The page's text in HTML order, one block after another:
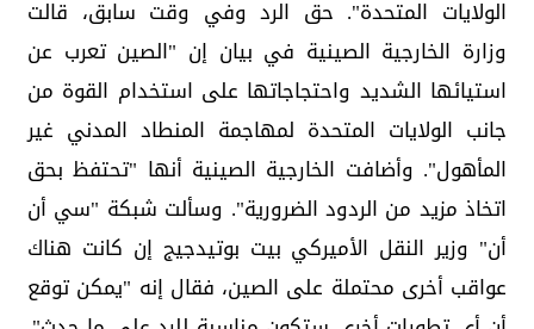
الولايات المتحدة". حق الرد وفي وقت سابق، قالت
وزارة الخارجية الصينية في بيان إن "الصين تعرب عن
استيائها الشديد واحتجاجاتها على استخدام القوة من
جانب الولايات المتحدة لمهاجمة المنطاد المدني غير
المأهول". وأضافت الخارجية الصينية أنها "تحتفظ بحق
اتخاذ مزيد من الردود الضرورية". وسألت شبكة "سي أن
أن" وزير النقل الأميركي بيت بوتيدجيج إن كانت هناك
عواقب أخرى محتملة على الصين، فقال إنه "يمكن توقع